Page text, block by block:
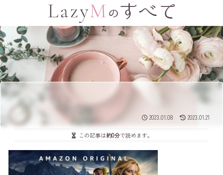
2023.01.08 2023.01.21
この記事は約0分で読めます。